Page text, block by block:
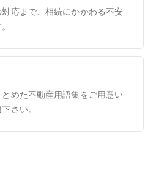
応まで、相続にかかわる不安
めた不動産用語集をご用意い
さい。